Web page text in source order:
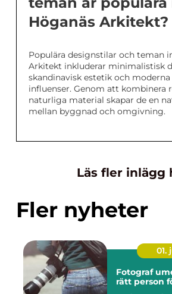
Höganäs Arkitekt?
Populära designstilar och teman
Arkitekt inkluderar minimalistisk
skandinavisk estetik och
influenser. Genom att kombinera
naturliga material skapar de en
mellan byggnad och omgivning.
Läs fler inlägg
Fler nyheter
01.
Fotograf umeå så
rätt person